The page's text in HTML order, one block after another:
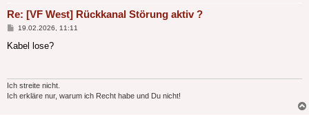
Re: [VF West] Rückkanal Störung aktiv ?
Beitrag
19.02.2026, 11:11
Kabel lose?
Ich streite nicht.
Ich erkläre nur, warum ich Recht habe und Du nicht!